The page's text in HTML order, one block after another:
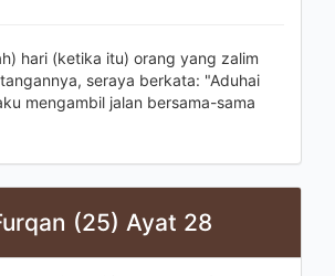
hari (ketika itu) orang yang zalim
seraya berkata: "Aduhai
mengambil jalan bersama-sama
(25) Ayat 28